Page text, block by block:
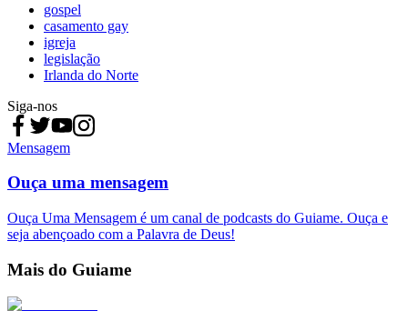
gospel
casamento gay
igreja
legislação
Irlanda do Norte
Siga-nos
Mensagem
Ouça uma mensagem
Ouça Uma Mensagem é um canal de podcasts do Guiame. Ouça e
seja abençoado com a Palavra de Deus!
Mais do Guiame